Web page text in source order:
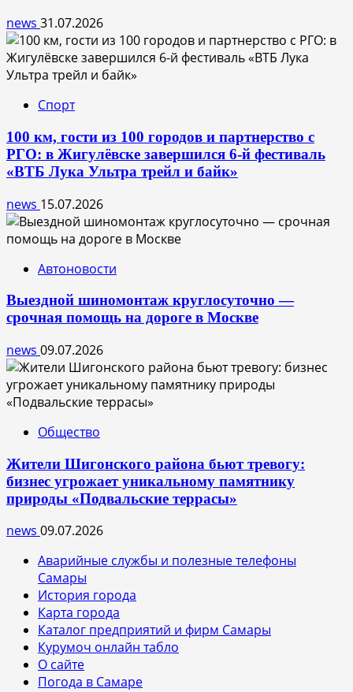
news 31.07.2026
Спорт
100 км, гости из 100 городов и партнерство с
РГО: в Жигулёвске завершился 6-й фестиваль
«ВТБ Лука Ультра трейл и байк»
news 15.07.2026
Автоновости
Выездной шиномонтаж круглосуточно —
срочная помощь на дороге в Москве
news 09.07.2026
Общество
Жители Шигонского района бьют тревогу:
бизнес угрожает уникальному памятнику
природы «Подвальские террасы»
news 09.07.2026
Аварийные службы и полезные телефоны
Самары
История города
Карта города
Каталог предприятий и фирм Самары
Курумоч онлайн табло
О сайте
Погода в Самаре